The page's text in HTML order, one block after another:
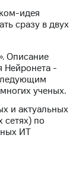
идея
сразу в двух
Описание
Нейронета -
ученых.
и актуальных
сетях) по
ИТ